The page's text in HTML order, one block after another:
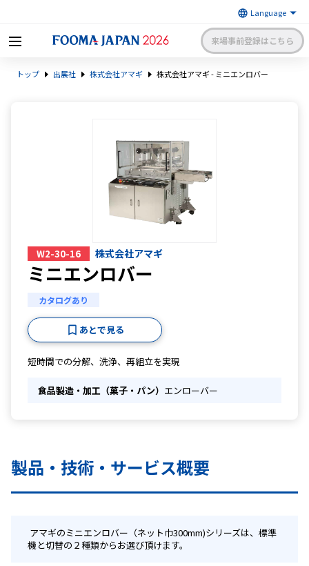
来場事前登録はこちら
級の食品製造総合展〜 | 一般社
日本食品機械工業会
English 簡体中文
トップ 出展社 株式会社アマギ 株式会社アマギ - ミニエンロバー
W2-30-16 株式会社アマギ
ミニエンロバー
カタログあり
あとで見る
短時間での分解、洗浄、再組立を実現
食品製造・加工（菓子・パン） エンローバー
製品・技術・サービス概要
機と切替の２種類からお選び頂けます。